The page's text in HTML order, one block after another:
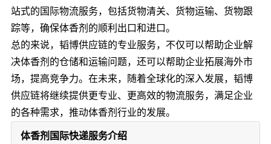
站式的国际物流服务，包括货物清关、货物运输、货物跟
踪等，确保体香剂的顺利出口和进口。
总的来说，韬博供应链的专业服务，不仅可以帮助企业解
决体香剂的仓储和运输问题，还可以帮助企业拓展海外市
场，提高竞争力。在未来，随着全球化的深入发展，韬博
供应链将继续提供更专业、更高效的物流服务，满足企业
的各种需求，推动体香剂行业的发展。
体香剂国际快递服务介绍